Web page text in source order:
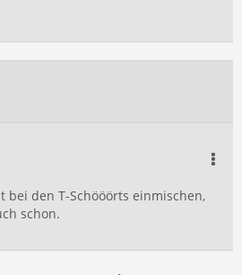
bei den T-Schööörts einmischen,
schon.